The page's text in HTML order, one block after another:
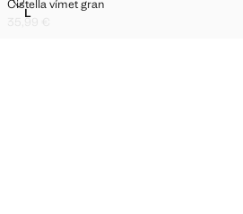
Talles
LCISTELLA VÍMET GRAN
Cistella vímet gran
35,99 €